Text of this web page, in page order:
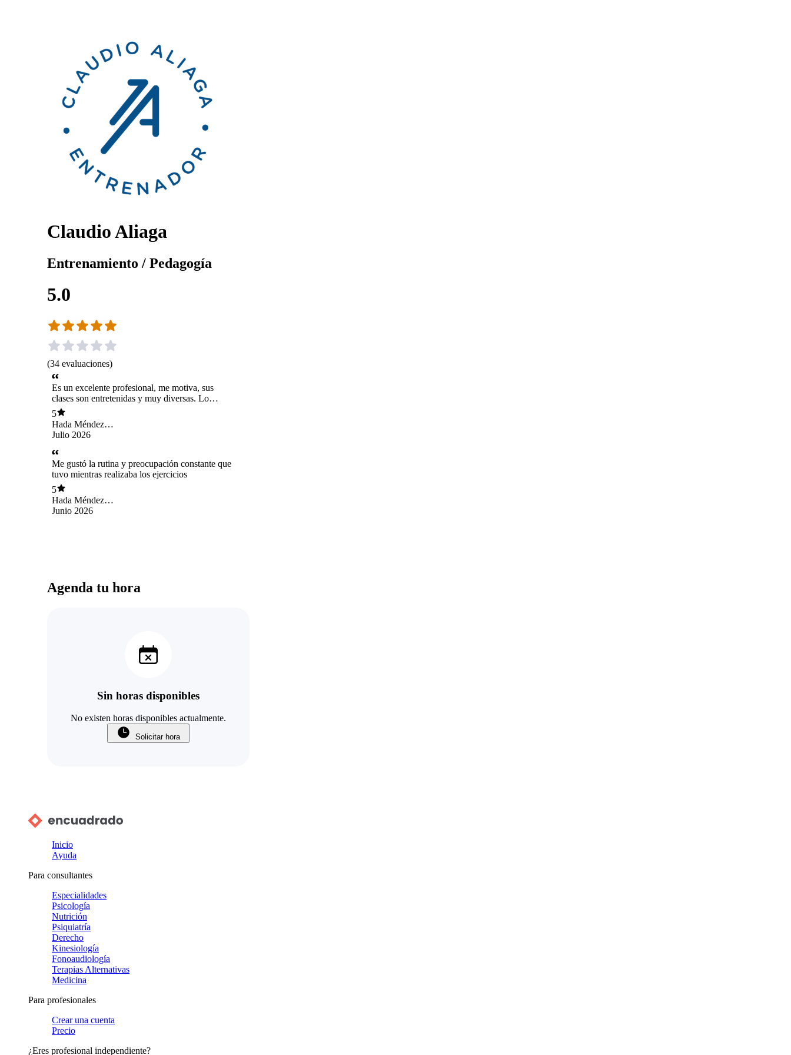
Claudio Aliaga
Entrenamiento / Pedagogía
5.0
(34 evaluaciones)
Es un excelente profesional, me motiva, sus
clases son entretenidas y muy diversas. Lo
recomiendo cien por ciento
5
Hada Méndez
Méndez
Julio 2026
Me gustó la rutina y preocupación constante que
tuvo mientras realizaba los ejercicios
5
Hada Méndez
Méndez
Junio 2026
Agenda tu hora
Sin horas disponibles
No existen horas disponibles actualmente.
Solicitar hora
Inicio
Ayuda
Para consultantes
Especialidades
Psicología
Nutrición
Psiquiatría
Derecho
Kinesiología
Fonoaudiología
Terapias Alternativas
Medicina
Para profesionales
Crear una cuenta
Precio
¿Eres profesional independiente?